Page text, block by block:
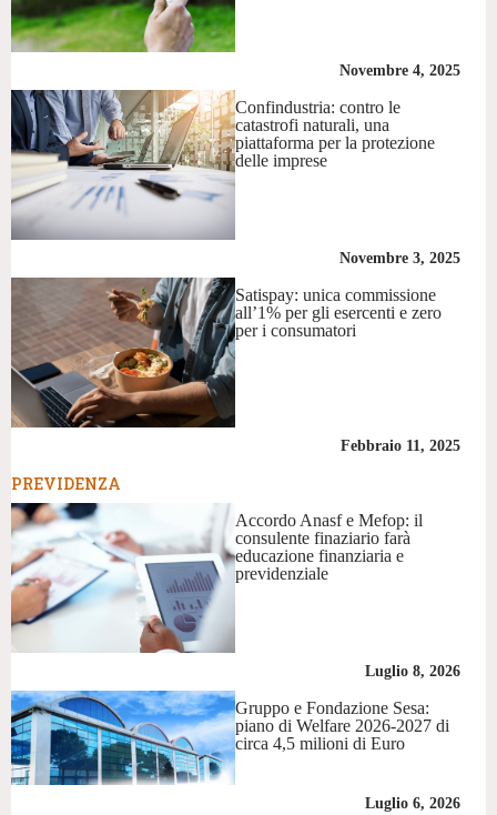
Novembre 4, 2025
Confindustria: contro le
catastrofi naturali, una
piattaforma per la protezione
delle imprese
Novembre 3, 2025
Satispay: unica commissione
all’1% per gli esercenti e zero
per i consumatori
Febbraio 11, 2025
PREVIDENZA
Accordo Anasf e Mefop: il
consulente finaziario farà
educazione finanziaria e
previdenziale
Luglio 8, 2026
Gruppo e Fondazione Sesa:
piano di Welfare 2026-2027 di
circa 4,5 milioni di Euro
Luglio 6, 2026